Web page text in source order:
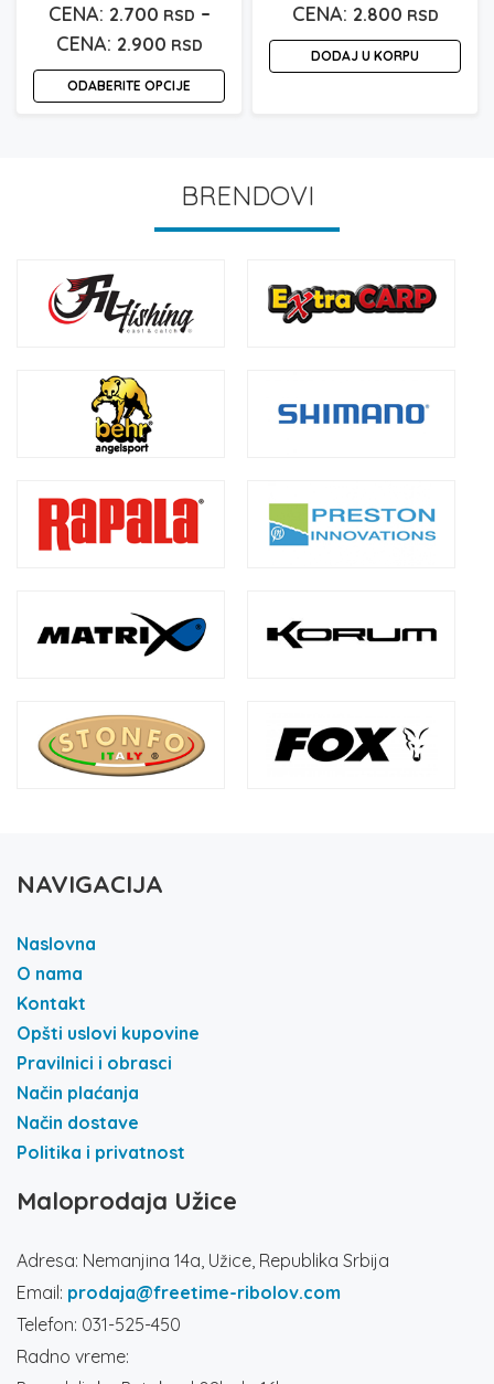
izabrane
na
stranici
2.700 RSD –
2.900 RSDRaspon
cena:
od
2.900 rsd
ODABERITE OPCIJE
biti
izabrane
proizvoda.
2.800 RSD
DODAJ U KORPU
BRENDOVI
NAVIGACIJA
Naslovna
O nama
Kontakt
Opšti uslovi kupovine
Pravilnici i obrasci
Način plaćanja
Način dostave
Politika i privatnost
Maloprodaja Užice
Adresa: Nemanjina 14a, Užice, Republika Srbija
Email: prodaja@freetime-ribolov.com
Telefon: 031-525-450
Radno vreme: